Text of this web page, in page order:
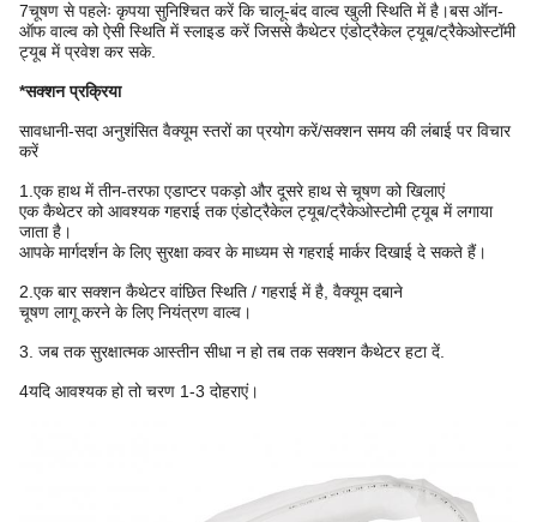
7चूषण से पहलेः कृपया सुनिश्चित करें कि चालू-बंद वाल्व खुली स्थिति में है।बस ऑन-
ऑफ वाल्व को ऐसी स्थिति में स्लाइड करें जिससे कैथेटर एंडोट्रैकेल ट्यूब/ट्रैकेओस्टॉमी
ट्यूब में प्रवेश कर सके.
*सक्शन प्रक्रिया
सावधानी-सदा अनुशंसित वैक्यूम स्तरों का प्रयोग करें/सक्शन समय की लंबाई पर विचार
करें
1.एक हाथ में तीन-तरफा एडाप्टर पकड़ो और दूसरे हाथ से चूषण को खिलाएं
एक कैथेटर को आवश्यक गहराई तक एंडोट्रैकेल ट्यूब/ट्रैकेओस्टोमी ट्यूब में लगाया
जाता है।
आपके मार्गदर्शन के लिए सुरक्षा कवर के माध्यम से गहराई मार्कर दिखाई दे सकते हैं।
2.एक बार सक्शन कैथेटर वांछित स्थिति / गहराई में है, वैक्यूम दबाने
चूषण लागू करने के लिए नियंत्रण वाल्व।
3. जब तक सुरक्षात्मक आस्तीन सीधा न हो तब तक सक्शन कैथेटर हटा दें.
4यदि आवश्यक हो तो चरण 1-3 दोहराएं।